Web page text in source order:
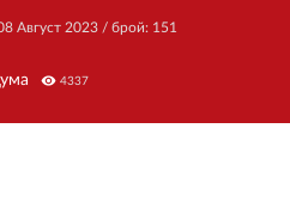
Август 2023 / брой: 151
visibility4337